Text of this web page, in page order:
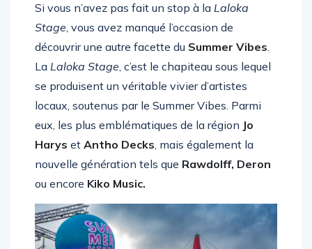
Si vous n’avez pas fait un stop à la Laloka
Stage, vous avez manqué l’occasion de
découvrir une autre facette du Summer Vibes.
La Laloka Stage, c’est le chapiteau sous lequel
se produisent un véritable vivier d’artistes
locaux, soutenus par le Summer Vibes. Parmi
eux, les plus emblématiques de la région Jo
Harys et Antho Decks, mais également la
nouvelle génération tels que Rawdolff, Deron
ou encore Kiko Music.